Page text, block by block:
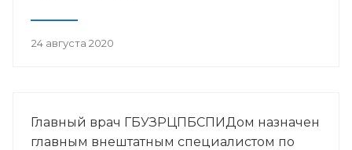
24 августа 2020
Главный врач ГБУЗРЦПБСПИДом назначен
главным внештатным специалистом по